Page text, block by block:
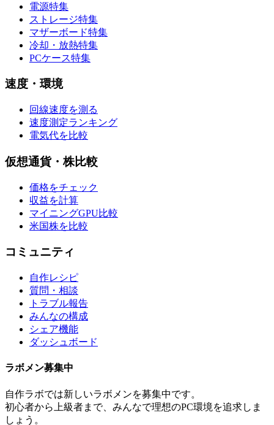
電源特集
ストレージ特集
マザーボード特集
冷却・放熱特集
PCケース特集
速度・環境
回線速度を測る
速度測定ランキング
電気代を比較
仮想通貨・株比較
価格をチェック
収益を計算
マイニングGPU比較
米国株を比較
コミュニティ
自作レシピ
質問・相談
トラブル報告
みんなの構成
シェア機能
ダッシュボード
ラボメン募集中
自作ラボでは新しいラボメンを募集中です。
初心者から上級者まで、みんなで理想のPC環境を追求しま
しょう。